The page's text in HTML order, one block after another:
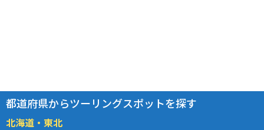
都道府県からツーリングスポットを探す
北海道・東北